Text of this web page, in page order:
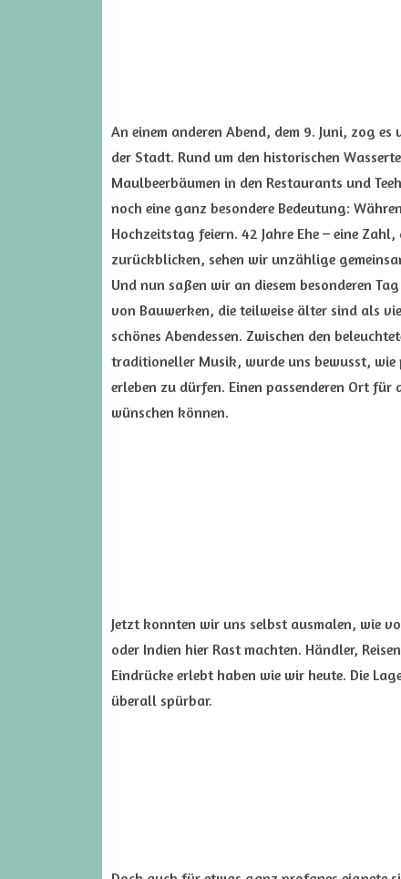
An einem anderen Abend, dem 9. Juni, zog
der Stadt. Rund um den historischen
Maulbeerbäumen in den Restaurants und
noch eine ganz besondere Bedeutung:
Hochzeitstag feiern. 42 Jahre Ehe – eine
zurückblicken, sehen wir unzählige
Und nun saßen wir an diesem besonderen
von Bauwerken, die teilweise älter sind als
schönes Abendessen. Zwischen den
traditioneller Musik, wurde uns bewusst,
erleben zu dürfen. Einen passenderen Ort
wünschen können.
Jetzt konnten wir uns selbst ausmalen, wie
oder Indien hier Rast machten. Händler,
Eindrücke erlebt haben wie wir heute. Die
überall spürbar.